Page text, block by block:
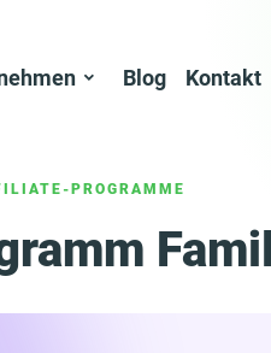
Blog Kontakt
PROGRAMME